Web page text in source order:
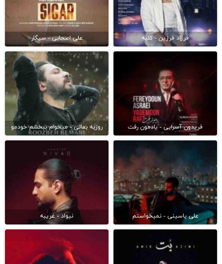
فرزاد فرزین - کلبه علی اصحابی - سیگار
فریدون آسرایی - یادمون رفت روزبه بمانی - میخوام ببخشم خودمو
علی یاسینی - نمیخواستم نیواد - غریبه